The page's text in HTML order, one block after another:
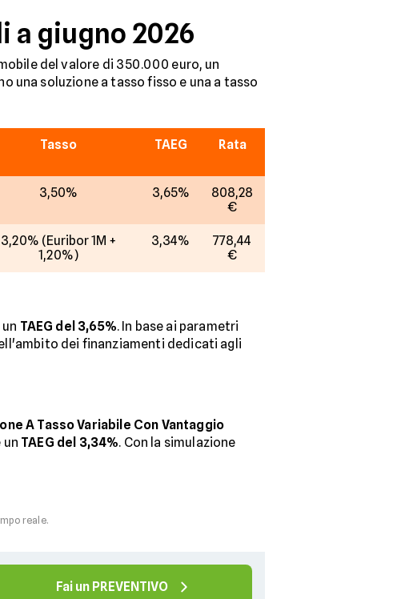
a giugno 2026
del valore di 350.000 euro, un
una soluzione a tasso fisso e una a tasso
Tasso TAEG Rata
3,50% 3,65%
808,28
€
3,20% (Euribor 1M +
1,20%)
3,34%
778,44
€
un TAEG del 3,65%. In base ai parametri
dei finanziamenti dedicati agli
A Tasso Variabile Con Vantaggio
un TAEG del 3,34%. Con la simulazione
reale.
Fai un PREVENTIVO